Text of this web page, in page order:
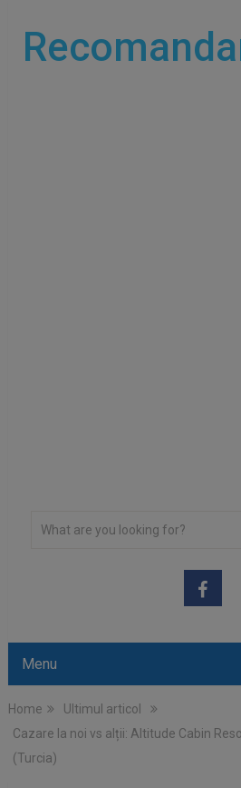
Menu
Home
Ultimul articol
Cazare la noi vs alții: Altitude Cabin
(Turcia)